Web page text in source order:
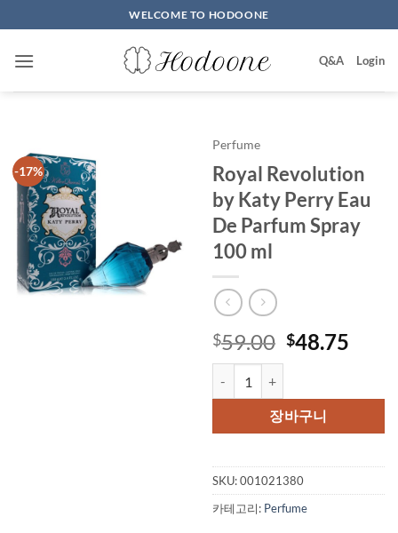
to
content
WELCOME TO HODOONE
Q&A Login
-17%
Perfume
Royal Revolution
by Katy Perry Eau
De Parfum Spray
100 ml
$59.00 원
격:
$59.00.
$48.75
격:
장바구니
SKU:001021380
카테고리: Perfume